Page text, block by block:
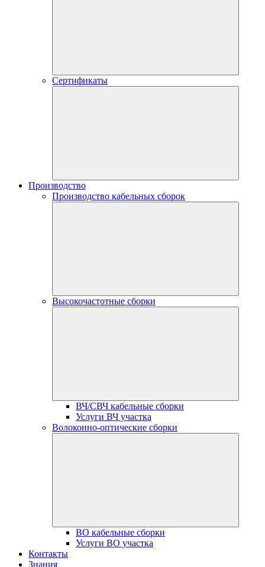
Сертификаты
Производство
Производство кабельных сборок
Высокочастотные сборки
ВЧ/СВЧ кабельные сборки
Услуги ВЧ участка
Волоконно-оптические сборки
ВО кабельные сборки
Услуги ВО участка
Контакты
Знания